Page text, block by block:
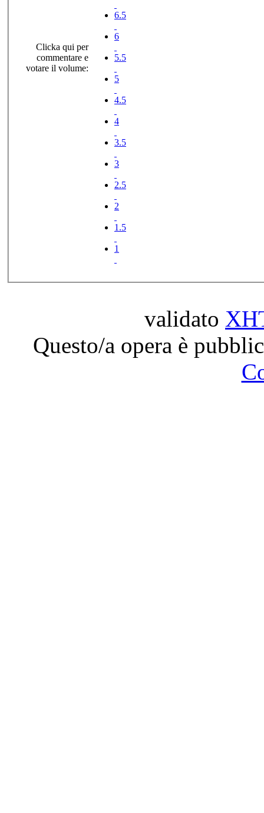
Clicka qui per
commentare e
votare il volume:
6.5
6
5.5
5
4.5
4
3.5
3
2.5
2
1.5
1
validato
Questo/a opera è